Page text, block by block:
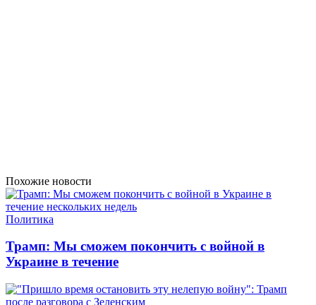
Похожие новости
Политика
Трамп: Мы сможем покончить с войной в
Украине в течение